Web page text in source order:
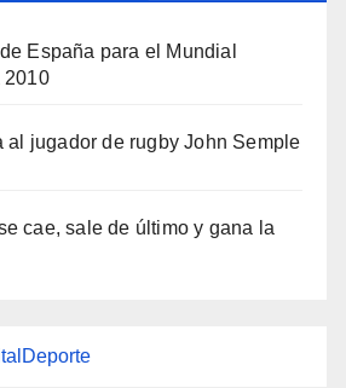
España para el Mundial
2010
al jugador de rugby John Semple
cae, sale de último y gana la